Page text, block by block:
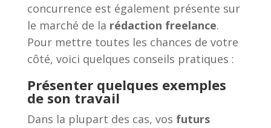
concurrence est également présente sur
le marché de la rédaction freelance.
Pour mettre toutes les chances de votre
côté, voici quelques conseils pratiques :
Présenter quelques exemples
de son travail
Dans la plupart des cas, vos futurs